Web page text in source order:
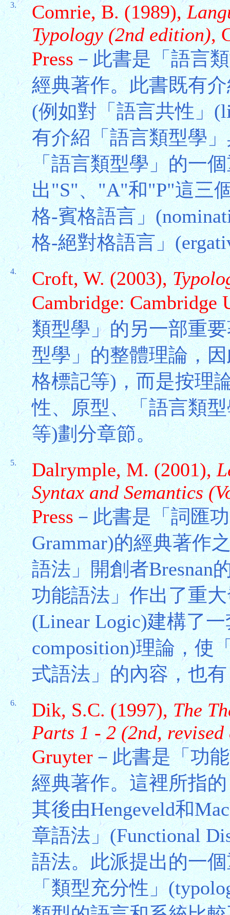
3. Comrie, B. (1989),
Typology (2nd edition),
Press－此書是「語言
經典著作。此書既有
(例如對「語言共性」
有介紹「語言類型學
「語言類型學」的一
出"S"、"A"和"P"這三
格-賓格語言」
格-絕對格語言」
4. Croft, W. (2003),
Cambridge: Cambridge
類型學」的另一部重
型學」的整體理論，
格標記等)，而是按理
性、原型、「語言類
等)劃分章節。
5. Dalrymple, M. (2001),
Syntax and Semantics
Press－此書是「詞匯
Grammar)的經典著作
語法」開創者Bresnan
功能語法」作出了重
(Linear Logic)建構了
composition)理論，使
式語法」的內容，也
6. Dik, S.C. (1997),The
Parts 1 - 2 (2nd,
Gruyter－此書是「功
經典著作。這裡所指
其後由Hengeveld和
章語法」(Functional
語法。此派提出的一
「類型充分性」